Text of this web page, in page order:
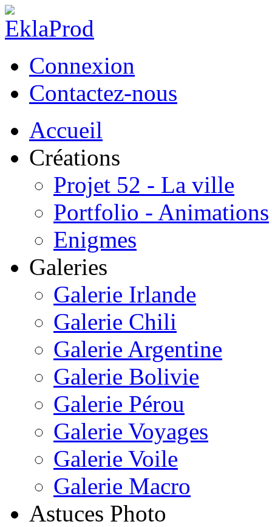
Connexion
Contactez-nous
Accueil
Créations
Projet 52 - La ville
Portfolio - Animations
Enigmes
Galeries
Galerie Irlande
Galerie Chili
Galerie Argentine
Galerie Bolivie
Galerie Pérou
Galerie Voyages
Galerie Voile
Galerie Macro
Astuces Photo